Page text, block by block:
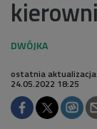
ostatnia aktualizacja:
24.05.2022 18:25